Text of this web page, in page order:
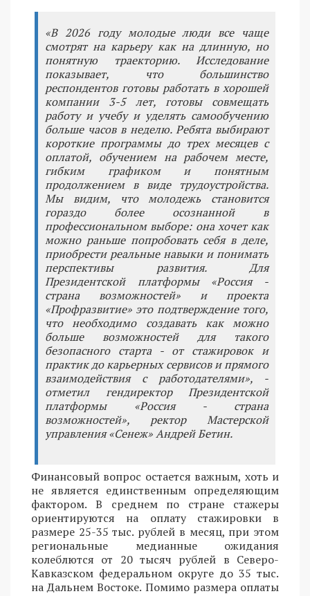
«В 2026 году молодые люди все чаще
смотрят на карьеру как на длинную, но
понятную траекторию. Исследование
показывает, что большинство
респондентов готовы работать в хорошей
компании 3-5 лет, готовы совмещать
работу и учебу и уделять самообучению
больше часов в неделю. Ребята выбирают
короткие программы до трех месяцев с
оплатой, обучением на рабочем месте,
гибким графиком и понятным
продолжением в виде трудоустройства.
Мы видим, что молодежь становится
гораздо более осознанной в
профессиональном выборе: она хочет как
можно раньше попробовать себя в деле,
приобрести реальные навыки и понимать
перспективы развития. Для
Президентской платформы «Россия -
страна возможностей» и проекта
«Профразвитие» это подтверждение того,
что необходимо создавать как можно
больше возможностей для такого
безопасного старта - от стажировок и
практик до карьерных сервисов и прямого
взаимодействия с работодателями», -
отметил гендиректор Президентской
платформы «Россия - страна
возможностей», ректор Мастерской
управления «Сенеж» Андрей Бетин.
Финансовый вопрос остается важным, хоть и
не является единственным определяющим
фактором. В среднем по стране стажеры
ориентируются на оплату стажировки в
размере 25-35 тыс. рублей в месяц, при этом
региональные медианные ожидания
колеблются от 20 тысяч рублей в Северо-
Кавказском федеральном округе до 35 тыс.
на Дальнем Востоке. Помимо размера оплаты